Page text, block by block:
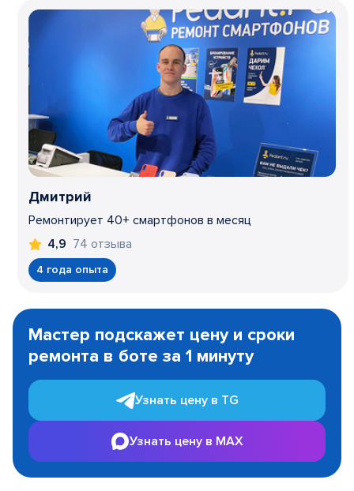
Дмитрий
Ремонтирует 40+ смартфонов в месяц
4,9 74 отзыва
4 года опыта
1
Мастер подскажет цену и сроки
ремонта в боте за 1 минуту
Узнать цену в TG
Узнать цену в MAX